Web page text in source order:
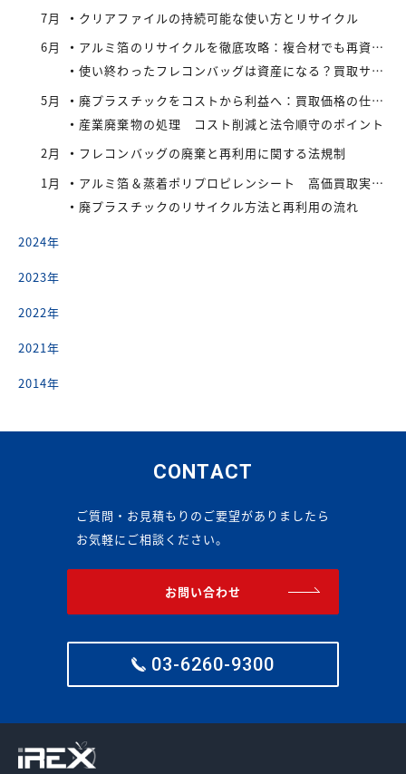
7月
クリアファイルの持続可能な使い方とリサイクル
6月
アルミ箔のリサイクルを徹底攻略：複合材でも再資源化できる最新手法とアイレックス株式会社の取り組み
使い終わったフレコンバッグは資産になる？買取サービスを活用したリサイクル戦略
5月
廃プラスチックをコストから利益へ：買取価格の仕組みと高値で売るコツ
産業廃棄物の処理 コスト削減と法令順守のポイント
2月
フレコンバッグの廃棄と再利用に関する法規制
1月
アルミ箔＆蒸着ポリプロピレンシート 高価買取実施中
廃プラスチックのリサイクル方法と再利用の流れ
2024年
2023年
2022年
2021年
2014年
CONTACT
ご質問・お見積もりのご要望がありましたら
お気軽にご相談ください。
お問い合わせ
03-6260-9300